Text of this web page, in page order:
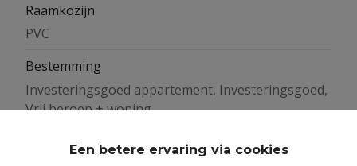
Een betere ervaring via cookies
Raamkozijn
PVC
Bestemming
Investeringsgoed appartement, Investeringsgoed,
Vrij beroep + woning
Architectuur